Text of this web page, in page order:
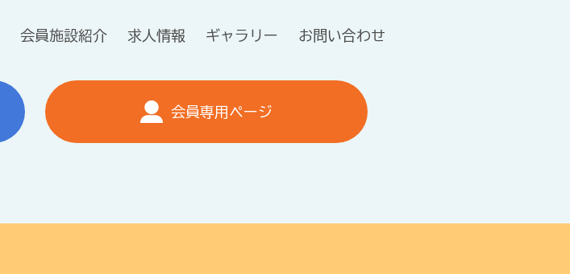
会員施設紹介 求人情報 ギャラリー お問い合わせ
会員専用ページ